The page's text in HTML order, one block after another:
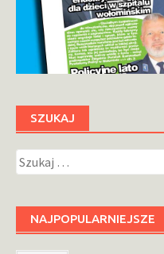
SZUKAJ
Szukaj:
NAJPOPULARNIEJSZE